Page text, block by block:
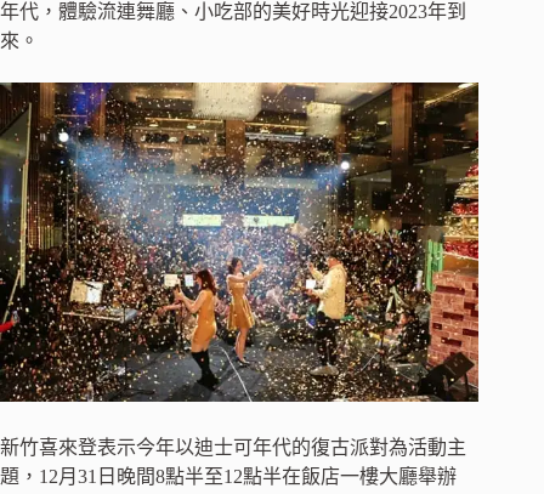
年代，體驗流連舞廳、小吃部的美好時光迎接2023年到
來。
新竹喜來登表示今年以迪士可年代的復古派對為活動主
題，12月31日晚間8點半至12點半在飯店一樓大廳舉辦